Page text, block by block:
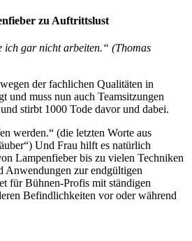
zu Auftrittslust
ich gar nicht arbeiten.“ (Thomas
der fachlichen Qualitäten in
und muss nun auch Teamsitzungen
stirbt 1000 Tode davor und dabei.
werden.“ (die letzten Worte aus
Und Frau hilft es natürlich
Lampenfieber bis zu vielen Techniken
Anwendungen zur endgültigen
für Bühnen-Profis mit ständigen
Befindlichkeiten vor oder während